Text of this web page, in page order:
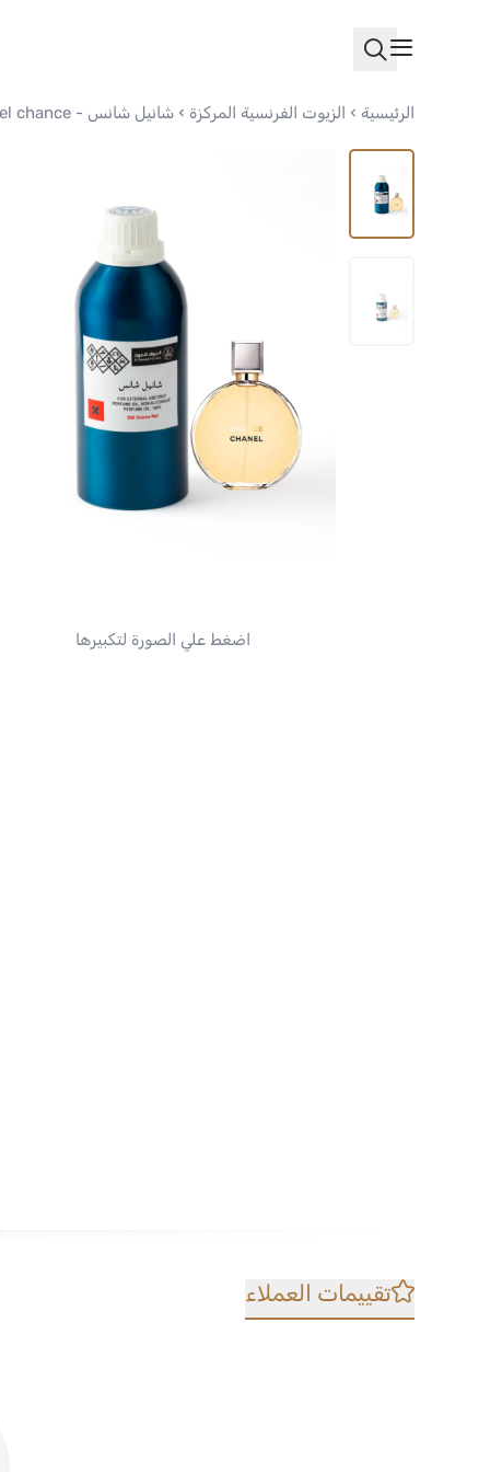
الرئيسية الزيوت الفرنسية المركزة شانيل شانس - Chanel chance
اضغط علي الصورة لتكبيرها
تقييمات العملاء